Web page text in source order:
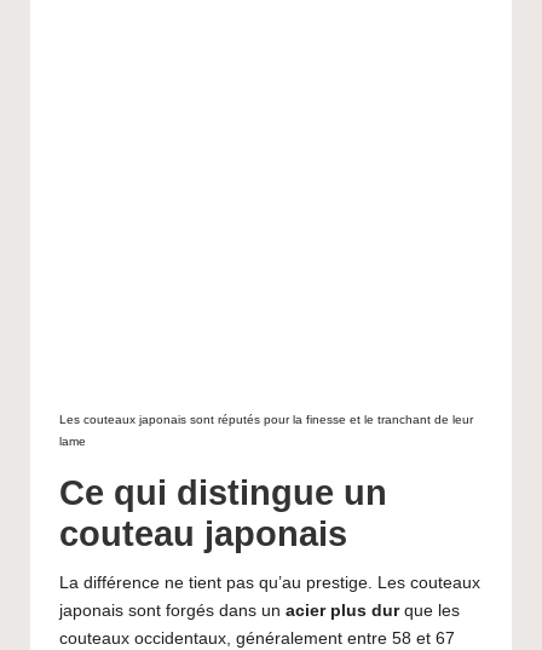
Les couteaux japonais sont réputés pour la finesse et le tranchant de leur
lame
Ce qui distingue un
couteau japonais
La différence ne tient pas qu’au prestige. Les couteaux
japonais sont forgés dans un acier plus durque les
couteaux occidentaux, généralement entre 58 et 67